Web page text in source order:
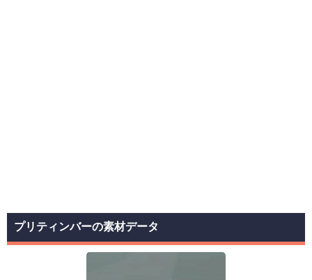
プリティンバーの素材データ